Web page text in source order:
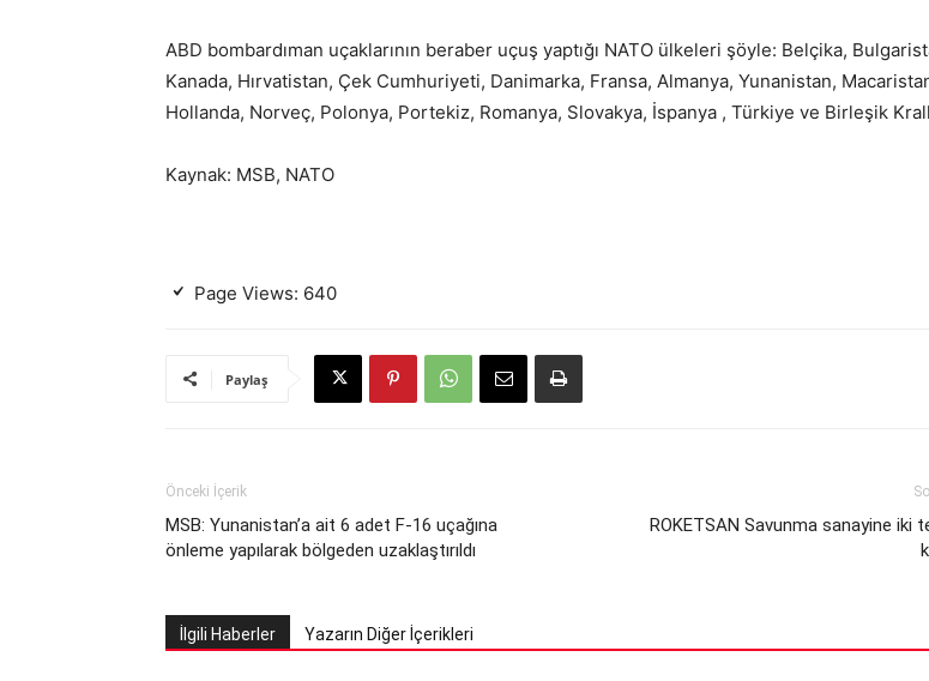
ABD bombardıman uçaklarının beraber uçuş yaptığı NATO ülkeleri şöyle: Belçika,
Kanada, Hırvatistan, Çek Cumhuriyeti, Danimarka, Fransa, Almanya, Yunanistan,
Hollanda, Norveç, Polonya, Portekiz, Romanya, Slovakya, İspanya , Türkiye ve Birleşik
Kaynak: MSB, NATO
Page Views: 640
Paylaş
Önceki İçerik
MSB: Yunanistan’a ait 6 adet F-16 uçağına
önleme yapılarak bölgeden uzaklaştırıldı
ROKETSAN Savunma sanayine iki
İlgili Haberler Yazarın Diğer İçerikleri